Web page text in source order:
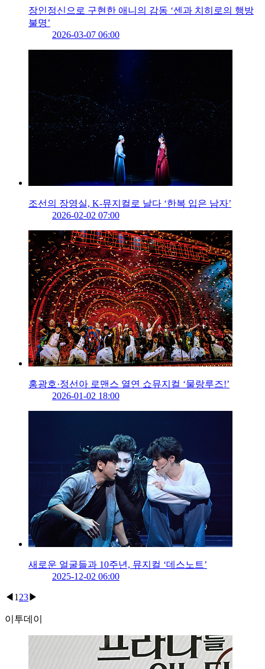
장인정신으로 구현한 애니의 감동 ‘센과 치히로의 행방
불명’
2026-03-07 06:00
조선의 장영실, K-뮤지컬로 날다 ‘한복 입은 남자’
2026-02-02 07:00
홍광호·정선아 로맨스 열연 쇼뮤지컬 ‘물랑루즈!’
2026-01-02 18:00
새로운 얼굴들과 10주년, 뮤지컬 ‘데스노트’
2025-12-02 06:00
◀ 1 23▶
이투데이